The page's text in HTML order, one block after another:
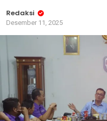
Redaksi
Desember 11, 2025